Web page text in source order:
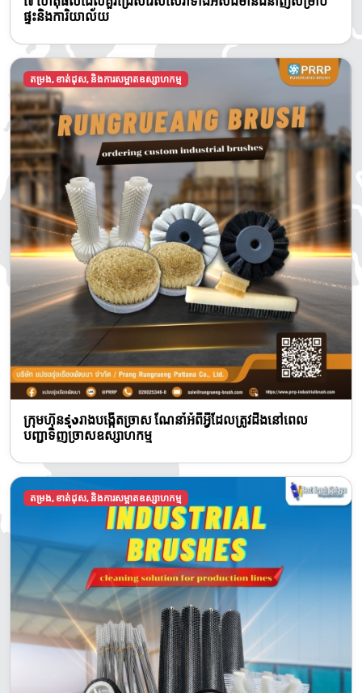
ផ្ទះនិងការិយាល័យ
តម្រង, ខាត់ដុស, និងការសម្អាតឧស្សាហកម្ម
ក្រុមហ៊ុនรุ่งរាងបង្កើតច្រាស ណែនាំអំពីអ្វីដែលត្រូវដឹងនៅពេល
បញ្ជាទិញច្រាសឧស្សាហកម្ម
តម្រង, ខាត់ដុស, និងការសម្អាតឧស្សាហកម្ម